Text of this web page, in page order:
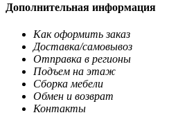
Дополнительная информация
Как оформить заказ
Доставка/самовывоз
Отправка в регионы
Подъем на этаж
Сборка мебели
Обмен и возврат
Контакты